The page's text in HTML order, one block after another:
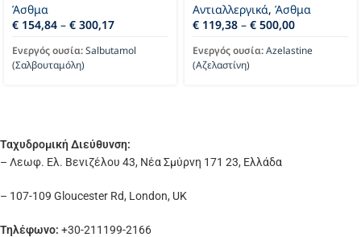
Άσθμα
€ 154,84 – € 300,17
Ενεργός ουσία:Salbutamol
(Σαλβουταμόλη)
Αντιαλλεργικά, Άσθμα
€ 119,38 – € 500,00
Ενεργός ουσία:Azelastine
(Αζελαστίνη)
Ταχυδρομική Διεύθυνση:
– Λεωφ. Ελ. Βενιζέλου 43, Νέα Σμύρνη 171 23, Ελλάδα
– 107-109 Gloucester Rd, London, UK
Τηλέφωνο: +30-211199-2166